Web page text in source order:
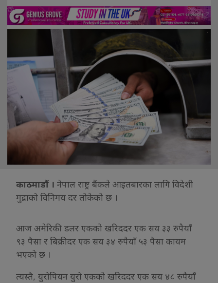
काठमाडौं । नेपाल राष्ट्र बैंकले आइतबारका लागि विदेशी
मुद्राको विनिमय दर तोकेको छ ।
आज अमेरिकी डलर एकको खरिददर एक सय ३३ रुपैयाँ
९३ पैसा र बिक्रीदर एक सय ३४ रुपैयाँ ५३ पैसा कायम
भएको छ ।
त्यस्तै, युरोपियन युरो एकको खरिददर एक सय ४८ रुपैयाँ